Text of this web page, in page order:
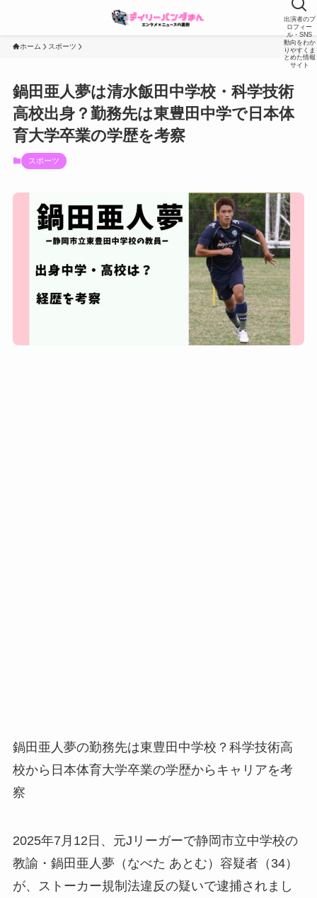
出演者のプ
ロフィー
ル・SNS
動向をわか
りやすくま
とめた情報
サイト
ホーム スポーツ
鍋田亜人夢は清水飯田中学校・科学技術
高校出身？勤務先は東豊田中学で日本体
育大学卒業の学歴を考察
スポーツ
鍋田亜人夢の勤務先は東豊田中学校？科学技術高
校から日本体育大学卒業の学歴からキャリアを考
察
2025年7月12日、元Jリーガーで静岡市立中学校の
教諭・鍋田亜人夢（なべた あとむ）容疑者（34）
が、ストーカー規制法違反の疑いで逮捕されまし